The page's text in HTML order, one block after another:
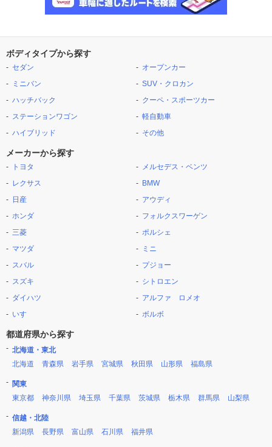
ボディタイプから探す
セダン
ミニバン
ハッチバック
ステーションワゴン
ハイブリッド
オープンカー
SUV・クロカン
クーペ・スポーツカー
軽自動車
その他
メーカーから探す
トヨタ
レクサス
日産
ホンダ
三菱
マツダ
スバル
スズキ
ダイハツ
いすゞ
メルセデス・ベンツ
BMW
アウディ
フォルクスワーゲン
ポルシェ
ミニ
プジョー
シトロエン
アルファ ロメオ
ボルボ
都道府県から探す
北海道・東北
北海道
青森県 岩手県 宮城県 秋田県 山形県 福島県
関東
東京都
神奈川県 埼玉県 千葉県 茨城県 栃木県 群馬県 山梨県
信越・北陸
新潟県
長野県 富山県 石川県 福井県